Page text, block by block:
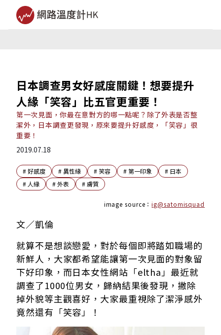
日本調查男女好感度關鍵！想要提升
人緣「笑容」比五官更重要！
第一次見面，你最在意對方的哪一點呢？除了外表是否整
潔外，日本調查更發現，原來要提升好感度，「笑容」很
重要！
2019.07.18
#好感度 #異性緣 # 笑容 #第一印象 # 日本
# 人緣 #外表 # 膚質
image source：ig@satomisquad
文／凱倫
就算不是想談戀愛，對於每個即將踏如職場的
新鮮人，大家都希望能讓第一次見面的對象留
下好印象，而日本女性網站「eltha」最近就
調查了1000位男女，歸納結果後發現，撇除
掉外貌等主觀喜好，大家最重視除了潔淨感外
竟然還有「笑容」！